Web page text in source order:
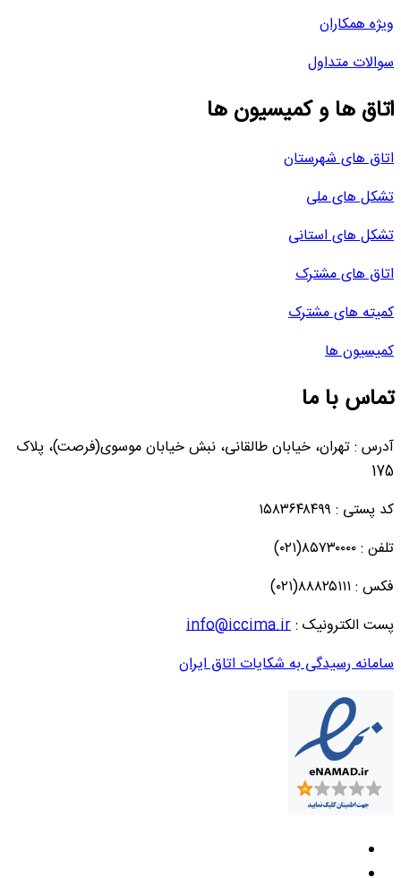
ویژه همکاران
سوالات متداول
اتاق ها و کمیسیون ها
اتاق های شهرستان
تشکل های ملی
تشکل های استانی
اتاق های مشترک
کمیته های مشترک
کمیسیون ها
تماس با ما
آدرس : تهران، خیابان طالقانی، نبش خیابان موسوی(فرصت)، پلاک
175
کد پستی : ۱۵۸۳۶۴۸۴۹۹
تلفن : ۸۵۷۳۰۰۰۰(۰۲۱)
فکس : ۸۸۸۲۵۱۱۱(۰۲۱)
پست الکترونیک :info@iccima.ir
سامانه رسیدگی به شکایات اتاق ایران